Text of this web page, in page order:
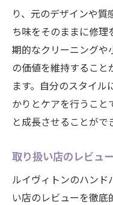
り、元のデザインや
ち味をそのままに修理
期的なクリーニングや
の価値を維持すること
ます。自分のスタイル
かりとケアを行うこと
と成長させることがで
取り扱い店のレビュ
ルイヴィトンのハン
い店のレビューを徹